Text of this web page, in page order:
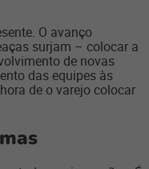
O avanço
surjam – colocar a
de novas
das equipes às
de o varejo colocar